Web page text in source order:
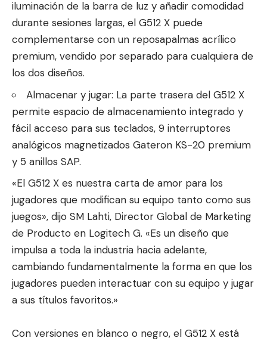
iluminación de la barra de luz y añadir comodidad
durante sesiones largas, el G512 X puede
complementarse con un reposapalmas acrílico
premium, vendido por separado para cualquiera de
los dos diseños.
Almacenar y jugar: La parte trasera del G512 X
permite espacio de almacenamiento integrado y
fácil acceso para sus teclados, 9 interruptores
analógicos magnetizados Gateron KS-20 premium
y 5 anillos SAP.
«El G512 X es nuestra carta de amor para los
jugadores que modifican su equipo tanto como sus
juegos», dijo SM Lahti, Director Global de Marketing
de Producto en Logitech G. «Es un diseño que
impulsa a toda la industria hacia adelante,
cambiando fundamentalmente la forma en que los
jugadores pueden interactuar con su equipo y jugar
a sus títulos favoritos.»
Con versiones en blanco o negro, el G512 X está